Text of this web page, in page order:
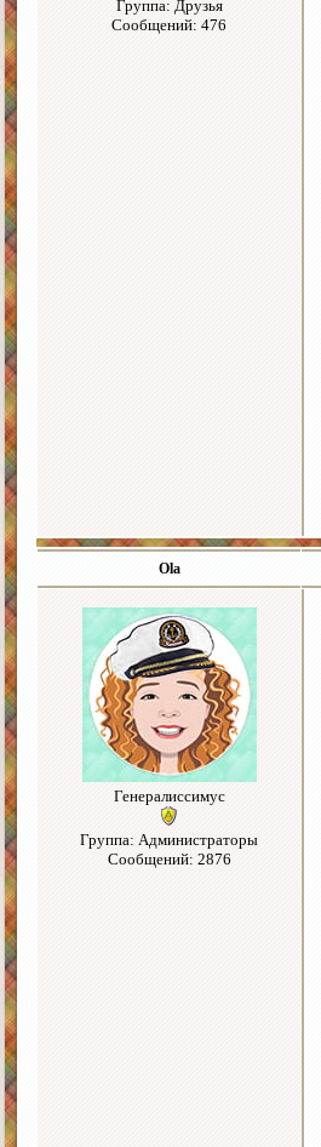
Группа: Друзья
Сообщений: 476
Ola
Генералиссимус
Группа: Администраторы
Сообщений: 2876